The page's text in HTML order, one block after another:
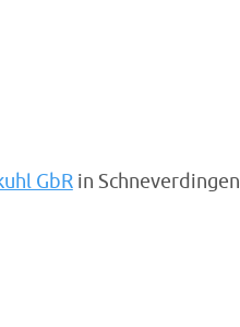
GbRin Schneverdingen